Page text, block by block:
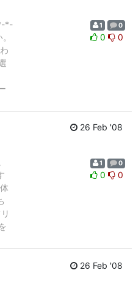
*-
1 0
0 0
26 Feb '08
1 0
0 0
26 Feb '08